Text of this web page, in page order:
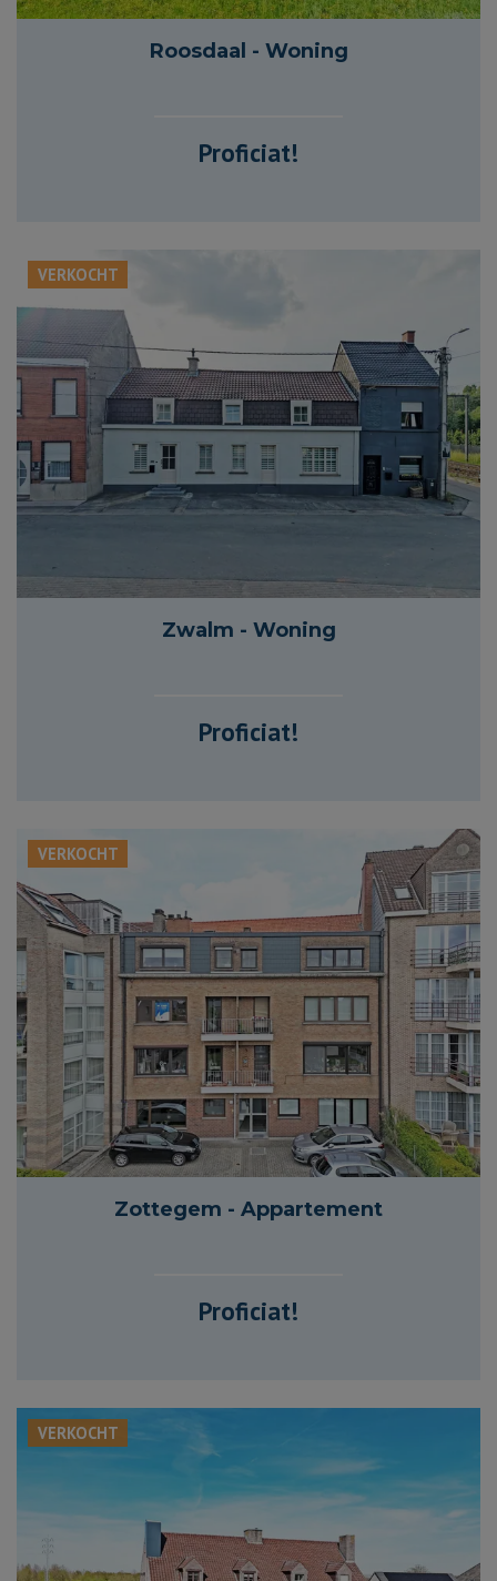
2 300 m² 280 m²
Roosdaal - Woning
Proficiat!
VERKOCHT
465 m² 206 m²
Zwalm - Woning
Proficiat!
VERKOCHT
Zottegem - Appartement
Proficiat!
VERKOCHT